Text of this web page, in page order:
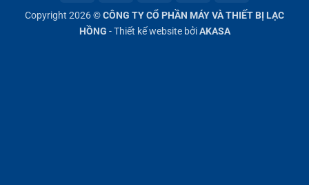
On
Delivery
Copyright 2026 ©CÔNG TY CỔ PHẦN MÁY VÀ THIẾT BỊ LẠC
HỒNG - Thiết kế website bởiAKASA